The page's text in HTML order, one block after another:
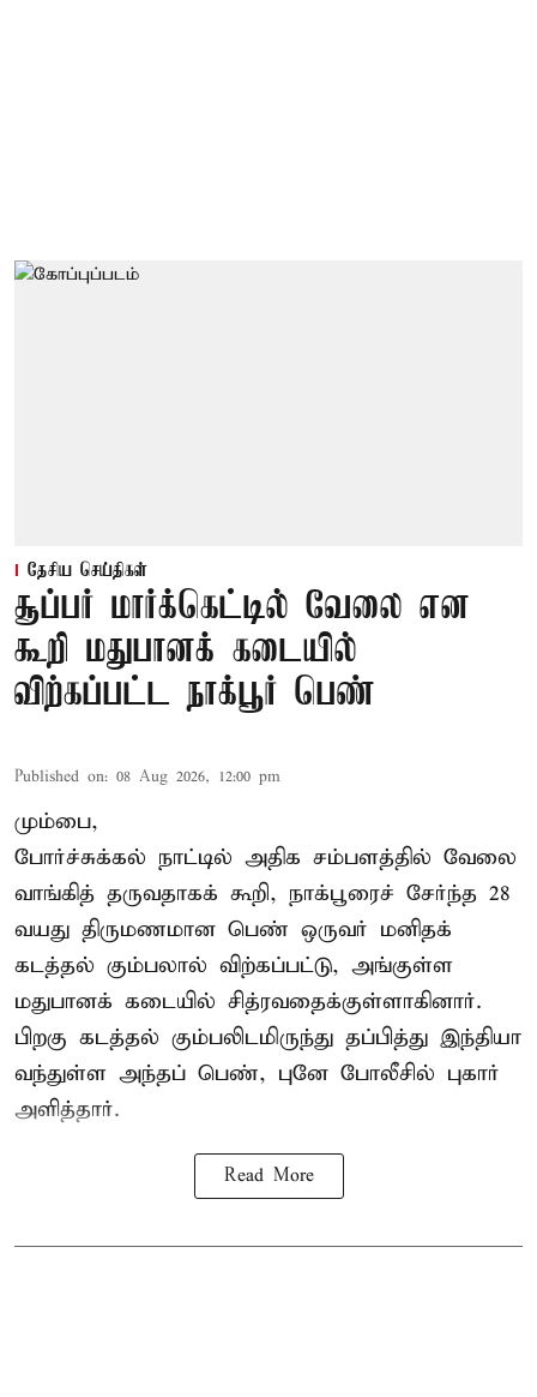
தேசிய செய்திகள்
சூப்பர் மார்க்கெட்டில் வேலை என
கூறி மதுபானக் கடையில்
விற்கப்பட்ட நாக்பூர் பெண்
Published on: 08 Aug 2026, 12:00 pm
மும்பை,
போர்ச்சுக்கல் நாட்டில் அதிக சம்பளத்தில் வேலை
வாங்கித் தருவதாகக் கூறி, நாக்பூரைச் சேர்ந்த 28
வயது திருமணமான பெண் ஒருவர் மனிதக்
கடத்தல் கும்பலால் விற்கப்பட்டு, அங்குள்ள
மதுபானக் கடையில் சித்ரவதைக்குள்ளாகினார்.
பிறகு கடத்தல் கும்பலிடமிருந்து தப்பித்து இந்தியா
வந்துள்ள அந்தப் பெண், புனே போலீசில் புகார்
அளித்தார்.
Read More